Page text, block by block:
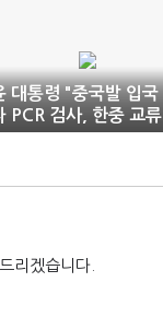
대통령 "중국발 입국
PCR 검사, 한중 교류
지장 없도록 검토"
리겠습니다.